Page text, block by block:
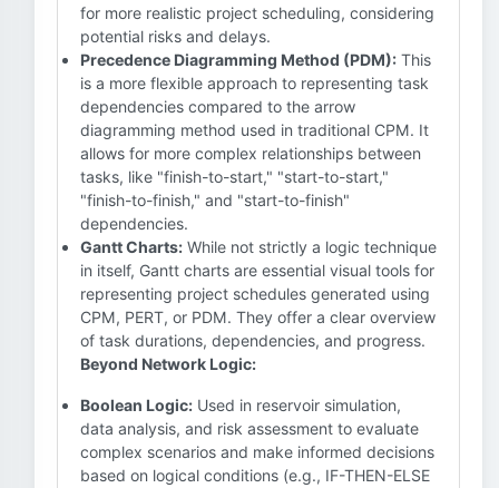
for more realistic project scheduling, considering
potential risks and delays.
Precedence Diagramming Method (PDM): This
is a more flexible approach to representing task
dependencies compared to the arrow
diagramming method used in traditional CPM. It
allows for more complex relationships between
tasks, like "finish-to-start," "start-to-start,"
"finish-to-finish," and "start-to-finish"
dependencies.
Gantt Charts: While not strictly a logic technique
in itself, Gantt charts are essential visual tools for
representing project schedules generated using
CPM, PERT, or PDM. They offer a clear overview
of task durations, dependencies, and progress.
Beyond Network Logic:
Boolean Logic: Used in reservoir simulation,
data analysis, and risk assessment to evaluate
complex scenarios and make informed decisions
based on logical conditions (e.g., IF-THEN-ELSE